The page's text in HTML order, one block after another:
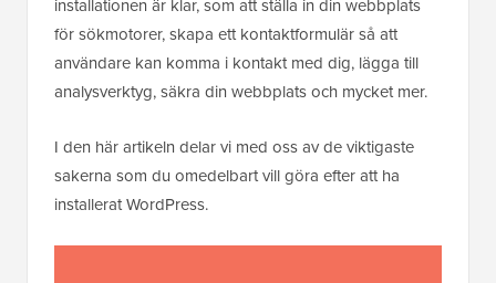
installationen är klar, som att ställa in din webbplats
för sökmotorer, skapa ett kontaktformulär så att
användare kan komma i kontakt med dig, lägga till
analysverktyg, säkra din webbplats och mycket mer.
I den här artikeln delar vi med oss av de viktigaste
sakerna som du omedelbart vill göra efter att ha
installerat WordPress.